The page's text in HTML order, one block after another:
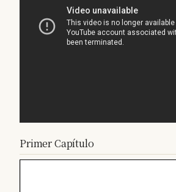
Primer Capítulo